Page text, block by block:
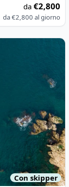
da€2,800
da€2,800 al giorno
Con skipper